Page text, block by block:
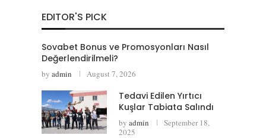
EDITOR'S PICK
Sovabet Bonus ve Promosyonları Nasıl
Değerlendirilmeli?
by admin August 7, 2026
Tedavi Edilen Yırtıcı
Kuşlar Tabiata Salındı
by admin
September 18,
2025